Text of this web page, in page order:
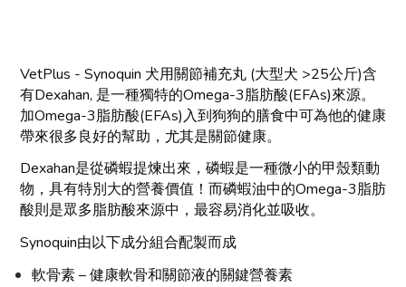
VetPlus - Synoquin 犬用關節補充丸 (大型犬 >25公斤)含
有Dexahan, 是一種獨特的Omega-3脂肪酸(EFAs)來源。
加Omega-3脂肪酸(EFAs)入到狗狗的膳食中可為他的健康
帶來很多良好的幫助，尤其是關節健康。
Dexahan是從磷蝦提煉出來，磷蝦是一種微小的甲殼類動
物，具有特別大的營養價值！而磷蝦油中的Omega-3脂肪
酸則是眾多脂肪酸來源中，最容易消化並吸收。
Synoquin由以下成分組合配製而成
軟骨素 – 健康軟骨和關節液的關鍵營養素